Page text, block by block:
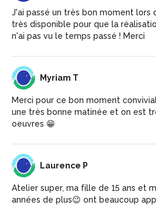
J'ai passé un très bon moment lors
très disponible pour que la
n'ai pas vu le temps passé ! Merci
MT Myriam T
Merci pour ce bon moment
une très bonne matinée et on est
oeuvres 😁
LP Laurence P
Atelier super, ma fille de 15 ans et
années de plus😉 ont beaucoup